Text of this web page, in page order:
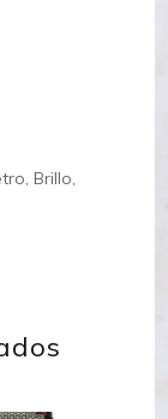
Brillo,